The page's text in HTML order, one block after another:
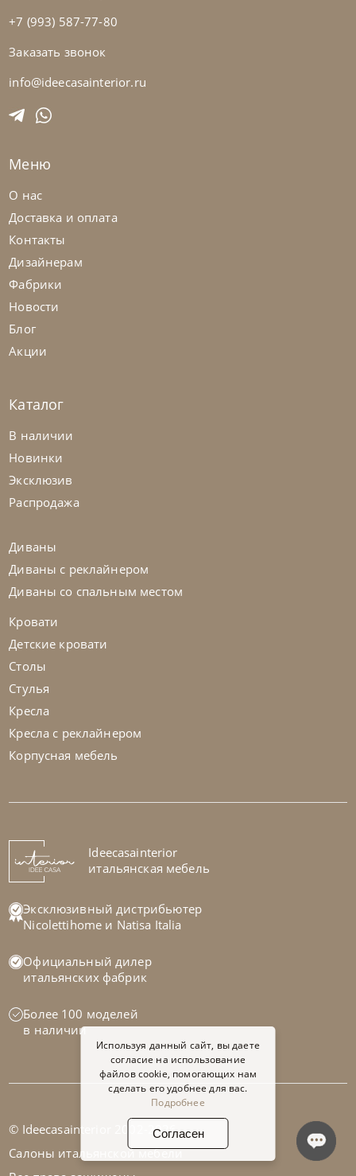
+7 (993) 587-77-80
Заказать звонок
info@ideecasainterior.ru
Меню
О нас
Доставка и оплата
Контакты
Дизайнерам
Фабрики
Новости
Блог
Акции
Каталог
В наличии
Новинки
Эксклюзив
Распродажа
Диваны
Диваны с реклайнером
Диваны со спальным местом
Кровати
Детские кровати
Столы
Стулья
Кресла
Кресла с реклайнером
Корпусная мебель
Ideecasainterior
итальянская мебель
Эксклюзивный дистрибьютер
Nicolettihome и Natisa Italia
Официальный дилер
итальянских фабрик
Более 100 моделей
в наличии
© Ideecasainterior 2002-2026
Салоны итальянской мебели
Используя данный сайт, вы даете
согласие на использование
файлов cookie, помогающих нам
сделать его удобнее для вас.
Подробнее
Согласен